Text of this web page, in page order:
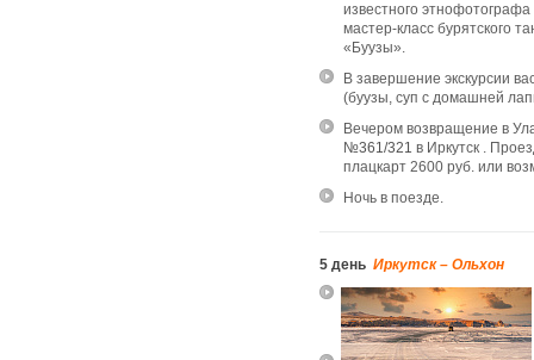
известного
мастер-класс бурятского
«Буузы».
В завершение экскурсии
(буузы, суп с домашней
Вечером возвращение в
№361/321 в Иркутск .
плацкарт 2600 руб. или
Ночь в поезде.
5 день Иркутск – Ольхон